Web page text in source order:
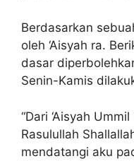
Berdasarkan
oleh ‘Aisyah ra.
dasar
Senin-Kamis
“Dari ‘Aisyah
Rasulullah
mendatangi aku